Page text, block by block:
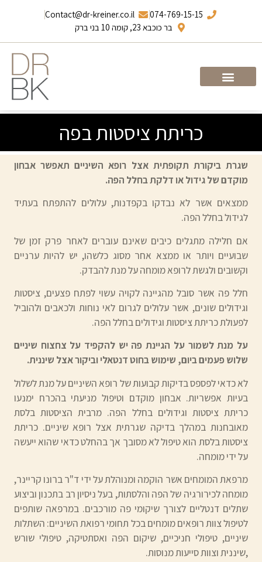
074-769-15-15
Contact@dr-kreiner.co.il
בר כוכבא 23, קומה 10 בני ברק
כריתת ציסטות בפה
שגרת ביקורת תקופתית אצל רופא השיניים תאפשר אבחון
מוקדם של גידול או דלקת בחלל הפה.
ממצאים אשר לא נבדקו בקפדנות, עלולים להתפתח בעתיד
לגידול בחלל הפה.
אם חלילה מתגלים כיבים שאינם עוברים לאחר פרק זמן של
שבועיים ויותר או ממצא אחר מסוג כלשהו, יש להיות ערניים
וקשובים ולגשת לרופא מומחה על מנת להבדק.
חלל פה אשר סובל מהגיינה לקויה עשוי לפתח פצעים, ציסטות
וגידולים שונים, אשר עלולים לגרום לאי נוחות ולכאבים ולהוביל
לפעולת כריתת ציסטות וגידולים בחלל הפה.
על מנת לשמור על הגיינת פה יש להקפיד על צחצוח שיניים
שלוש פעמים ביום, שימוש בחוט דנטאלי וביקור אצל שיננית.
לא כדאי לפספס בדיקות קבועות של רופא השיניים על מנת לשלול
בעיות אפשריות. אבחון מוקדם וטיפול מניעתי בהכרח ימנעו
כריתת ציסטות וגידולים בחלל הפה. מרבית הציסטות בלסת
מאובחנות במהלך בדיקה שגרתית אצל רופא שיניים. כריתת
ציסטות בלסת הוא טיפול לא מסובך אך בהחלט כדאי שהוא ייעשה
על ידי מומחה.
מרפאת המומחים אשר הוקמה ומנוהלת על ידי ד"ר ברונו קריינר,
מומחה לכירורגיה של הפה והלסתות, בעל ניסיון רב בתכנון וביצוע
שתלים דנטליים לצורך שיקומי פה מורכבים. במרפאה שותפים
לטיפול צוות רופאים מומחים בכל תחומי רפואת השיניים: השתלות
שיניים, טיפולי חניכיים, שיקום הפה ואסתטיקה, טיפולי שורש
,שיננית וצוות סייעות מנוסות.